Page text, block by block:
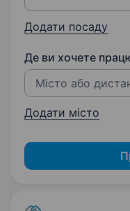
Додати посаду
Де ви хочете
Додати місто